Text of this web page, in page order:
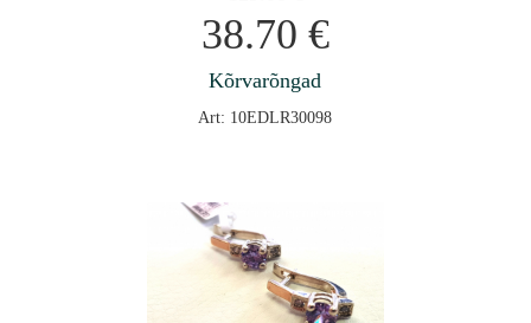
38.70 €
Kõrvarõngad
Art: 10EDLR30098